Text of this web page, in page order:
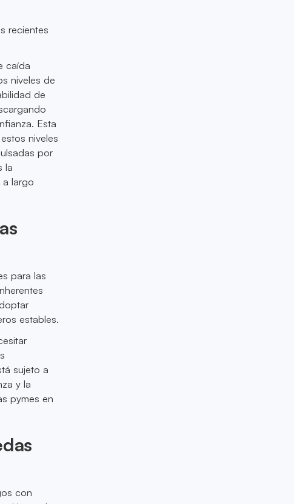
recientes
caída
niveles de
de
Esta
niveles
por
la
largo
para las
estables.
sujeto a
y la
pymes en
con